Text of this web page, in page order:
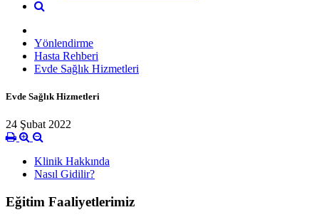
Yönlendirme
Hasta Rehberi
Evde Sağlık Hizmetleri
Evde Sağlık Hizmetleri
24 Şubat 2022
Klinik Hakkında
Nasıl Gidilir?
Eğitim Faaliyetlerimiz